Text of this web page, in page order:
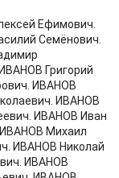
Ефимович.
Семёнович.
Григорий
ИВАНОВ
ИВАНОВ
ИВАНОВ Иван
Михаил
ИВАНОВ Николай
ИВАНОВ